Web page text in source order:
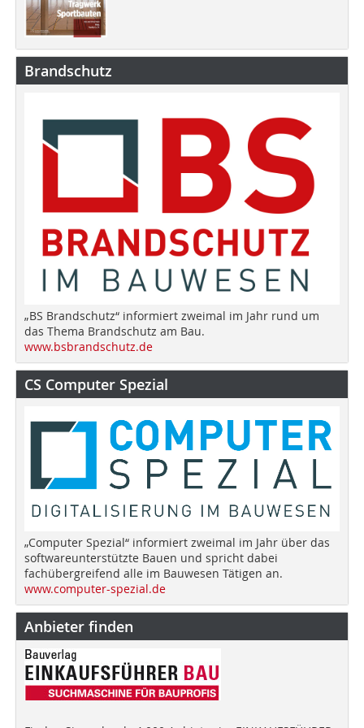
Brandschutz
„BS Brandschutz“ informiert zweimal im Jahr rund um
das Thema Brandschutz am Bau.
www.bsbrandschutz.de
CS Computer Spezial
„Computer Spezial“ informiert zweimal im Jahr über das
softwareunterstützte Bauen und spricht dabei
fachübergreifend alle im Bauwesen Tätigen an.
www.computer-spezial.de
Anbieter finden